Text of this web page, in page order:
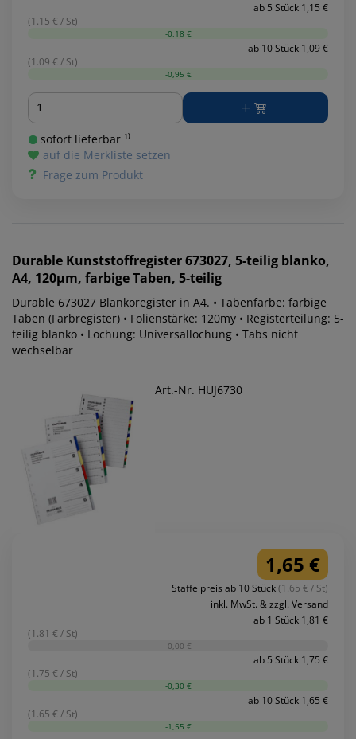
ab 5 Stück 1,15 €
(1.15 € / St)
-0,18 €
ab 10 Stück 1,09 €
(1.09 € / St)
-0,95 €
Menge
sofort lieferbar ¹⁾
auf die Merkliste setzen
Frage zum Produkt
Durable Kunststoffregister 673027, 5-teilig blanko,
A4, 120µm, farbige Taben, 5-teilig
Durable 673027 Blankoregister in A4. • Tabenfarbe: farbige
Taben (Farbregister) • Folienstärke: 120my • Registerteilung: 5-
teilig blanko • Lochung: Universallochung • Tabs nicht
wechselbar
Art.-Nr. HUJ6730
1,65 €
Staffelpreis ab 10 Stück(1.65 € / St)
inkl. MwSt. & zzgl. Versand
ab 1 Stück 1,81 €
(1.81 € / St)
-0,00 €
ab 5 Stück 1,75 €
(1.75 € / St)
-0,30 €
ab 10 Stück 1,65 €
(1.65 € / St)
-1,55 €